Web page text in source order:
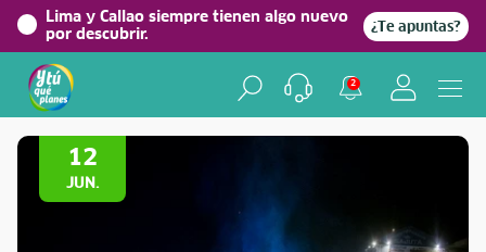
Lima y Callao siempre tienen algo nuevo
por descubrir.
¿Te apuntas?
2
Volver a Festividades
12
JUN.